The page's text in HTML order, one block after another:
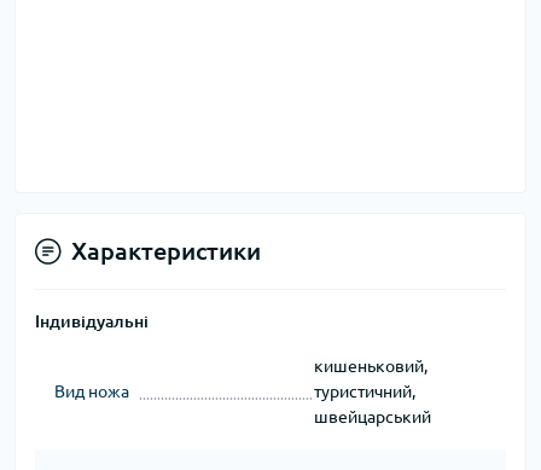
Характеристики
Індивідуальні
Вид ножа
кишеньковий,
туристичний,
швейцарський